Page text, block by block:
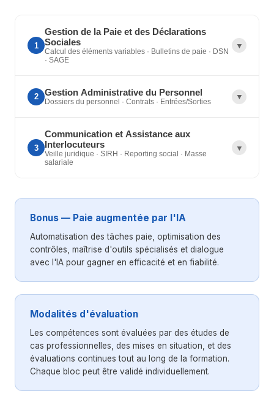
1
Gestion de la Paie et des Déclarations
Sociales
Calcul des éléments variables · Bulletins de paie · DSN
· SAGE
▼
Collecter et calculer les éléments variables de
paie (primes, congés, heures supplémentaires,
Maîtriser les cotisations sociales : bases de
calcul, réductions, régularisations
Établir les bulletins de paie sur logiciel SAGE v10
du RGPD
Réaliser les déclarations DSN (URSSAF, taxe
d'apprentissage)
2 Gestion Administrative du Personnel
Dossiers du personnel · Contrats · Entrées/Sorties
▼
Constituer et digitaliser les dossiers du
personnel (GED)
Rédiger les contrats de travail (CDI, CDD, temps
(formalités d'embauche, rupture
conventionnelle, documents de fin de contrat)
Traiter les données sociales des salariés
3
Communication et Assistance aux
Interlocuteurs
Veille juridique · SIRH · Reporting social · Masse
salariale
▼
Assurer la veille juridique (droit du travail,
Communiquer avec les collaborateurs, managers
et partenaires externes (URSSAF, contrôles)
Gérer et paramétrer un SIRH (Talentsoft /
Cornerstone)
salariale
Bonus — Paie augmentée par l'IA
Automatisation des tâches paie, optimisation des
contrôles, maîtrise d'outils spécialisés et dialogue
avec l'IA pour gagner en efficacité et en fiabilité.
Modalités d'évaluation
Les compétences sont évaluées par des études de
cas professionnelles, des mises en situation, et des
évaluations continues tout au long de la formation.
Chaque bloc peut être validé individuellement.